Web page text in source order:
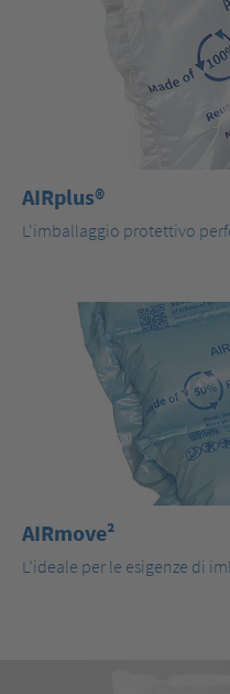
AIRplus®
L'imballaggio protettivo
AIRmove²
L’ideale per le esigenze di